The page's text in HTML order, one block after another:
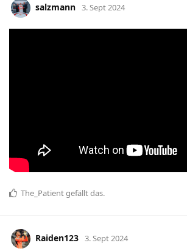
salzmann 3. Sept 2024
The_Patientgefällt das.
Raiden123 3. Sept 2024